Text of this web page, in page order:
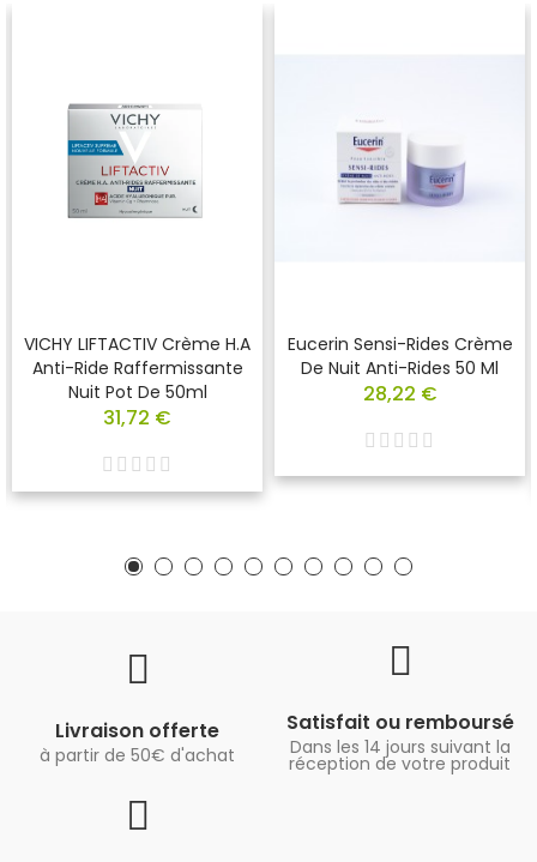
VICHY LIFTACTIV Crème H.A
Anti-Ride Raffermissante
Nuit Pot De 50ml
31,72 €
Eucerin Sensi-Rides Crème
De Nuit Anti-Rides 50 Ml
28,22 €
Livraison offerte
à partir de 50€ d'achat
Satisfait ou remboursé
Dans les 14 jours suivant la
réception de votre produit